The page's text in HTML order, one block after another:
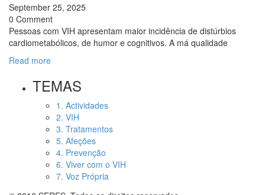
September 25, 2025
0 Comment
Pessoas com VIH apresentam maior incidência de distúrbios
cardiometabólicos, de humor e cognitivos. A má qualidade
Read more
TEMAS
1. Actividades
2. VIH
3. Tratamentos
5. Afeções
4. Prevenção
6. Viver com o VIH
7. Voz Própria